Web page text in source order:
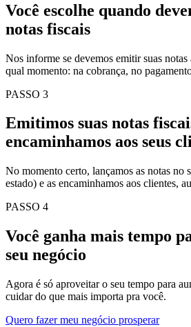
Você escolhe quando
notas fiscais
Nos informe se devemos emitir suas notas
qual momento: na cobrança, no
PASSO 3
Emitimos suas notas
encaminhamos aos seus
No momento certo, lançamos as notas no
estado) e as encaminhamos aos clientes,
PASSO 4
Você ganha mais tempo
seu negócio
Agora é só aproveitar o seu tempo para
cuidar do que mais importa pra você.
Quero fazer meu negócio prosperar